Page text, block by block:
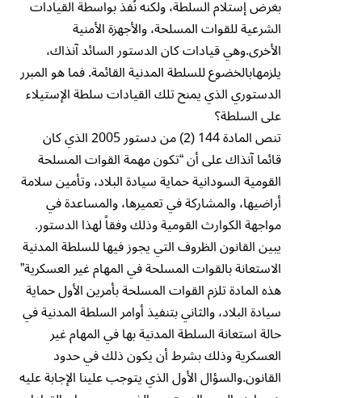
بغرض إستلام السلطة، ولكنه نُفذ بواسطة القيادات
الشرعية للقوات المسلحة، والأجهزة الأمنية
الأخرى.وهي قيادات كان الدستور السائد آنذاك،
يلزمهابالخضوع للسلطة المدنية القائمة. فما هو المبرر
الدستوري الذي يمنح تلك القيادات سلطة الإستيلاء
على السلطة؟
تنص المادة 144 (2) من دستور 2005 الذي كان
قائما آنذاك على أن “تكون مهمة القوات المسلحة
القومية السودانية حماية سيادة البلاد، وتأمين سلامة
أراضيها، والمشاركة في تعميرها، والمساعدة في
مواجهة الكوارث القومية وذلك وفقاً لهذا الدستور.
يبين القانون الظروف التي يجوز فيها للسلطة المدنية
الاستعانة بالقوات المسلحة في المهام غير العسكرية”
هذه المادة تلزم القوات المسلحة بأمرين الأول حماية
سيادة البلاد، والثاني بتنفيذ أوامر السلطة المدنية في
حالة استعانة السلطة المدنية بها في المهام غير
العسكرية وذلك بشرط أن يكون ذلك في حدود
القانون.والسؤال الأول الذي يتوجب علينا الإجابة عليه